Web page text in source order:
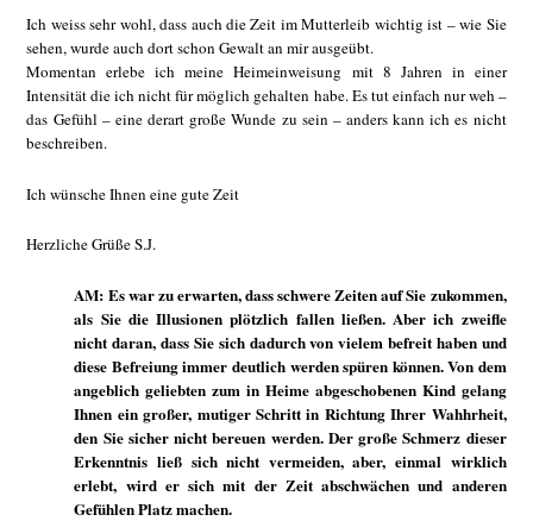
Ich weiss sehr wohl, dass auch die Zeit im Mutterleib wichtig ist – wie Sie
sehen, wurde auch dort schon Gewalt an mir ausgeübt.
Momentan erlebe ich meine Heimeinweisung mit 8 Jahren in einer
Intensität die ich nicht für möglich gehalten habe. Es tut einfach nur weh –
das Gefühl – eine derart große Wunde zu sein – anders kann ich es nicht
beschreiben.
Ich wünsche Ihnen eine gute Zeit
Herzliche Grüße S.J.
AM: Es war zu erwarten, dass schwere Zeiten auf Sie zukommen,
als Sie die Illusionen plötzlich fallen ließen. Aber ich zweifle
nicht daran, dass Sie sich dadurch von vielem befreit haben und
diese Befreiung immer deutlich werden spüren können. Von dem
angeblich geliebten zum in Heime abgeschobenen Kind gelang
Ihnen ein großer, mutiger Schritt in Richtung Ihrer Wahhrheit,
den Sie sicher nicht bereuen werden. Der große Schmerz dieser
Erkenntnis ließ sich nicht vermeiden, aber, einmal wirklich
erlebt, wird er sich mit der Zeit abschwächen und anderen
Gefühlen Platz machen.